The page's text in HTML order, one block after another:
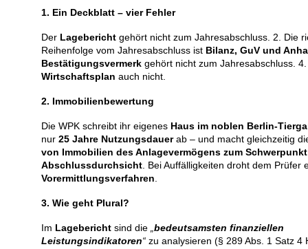
1. Ein Deckblatt – vier Fehler
Der Lagebericht gehört nicht zum Jahresabschluss. 2. Die
Reihenfolge vom Jahresabschluss ist Bilanz, GuV und
Bestätigungsvermerk gehört nicht zum Jahresabschluss.
Wirtschaftsplan auch nicht.
2. Immobilienbewertung
Die WPK schreibt ihr eigenes Haus im noblen Berlin-
nur 25 Jahre Nutzungsdauerab – und macht gleichzeitig
von Immobilien des Anlagevermögens zum
Abschlussdurchsicht . Bei Auffälligkeiten droht dem Prüfer
Vorermittlungsverfahren
3. Wie geht Plural?
Im Lagebericht sind die bedeutsamsten finanziellen
Leistungsindikatoren“ zu analysieren (§ 289 Abs. 1 Satz 4